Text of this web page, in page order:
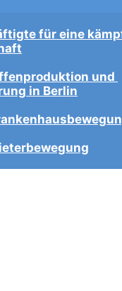
für eine
und
in Berlin